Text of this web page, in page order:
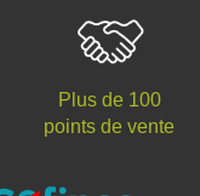
Plus de 100
points de vente